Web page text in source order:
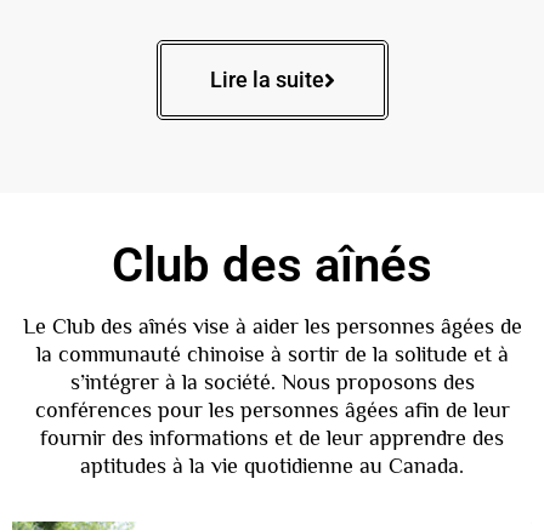
Lire la suite
Club des aînés
Le Club des aînés vise à aider les personnes âgées de
la communauté chinoise à sortir de la solitude et à
s’intégrer à la société. Nous proposons des
conférences pour les personnes âgées afin de leur
fournir des informations et de leur apprendre des
aptitudes à la vie quotidienne au Canada.